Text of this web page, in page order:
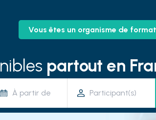
Vous êtes un organisme de
partout en
À partir de